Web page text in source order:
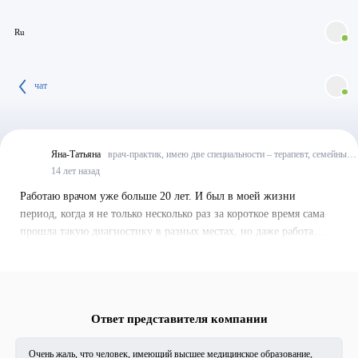
Ru
чат
Яна-Татьяна
врач-практик, имею две специальности – терапевт, семейный
14 лет назад
Работаю врачом уже больше 20 лет. И был в моей жизни
период, когда я не только несколько раз за короткое время сама
прошла такую диагностику в разных местах, но даже работала
Ответ представителя компании
Очень жаль, что человек, имеющий высшее медицинское образование,